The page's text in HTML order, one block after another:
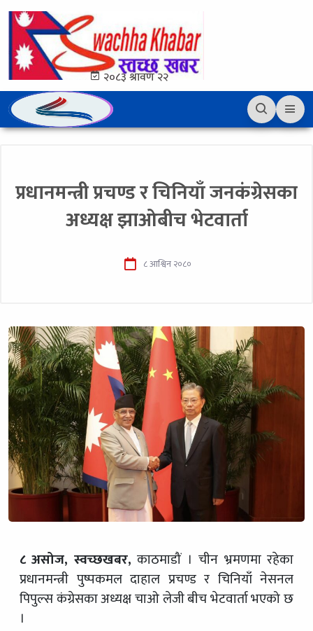
२०८३ श्रावण २२
प्रधानमन्त्री प्रचण्ड र चिनियाँ जनकंग्रेसका
अध्यक्ष झाओबीच भेटवार्ता
८ आश्विन २०८०
८ असोज, स्वच्छखबर,काठमाडौं । चीन भ्रमणमा रहेका
प्रधानमन्त्री पुष्पकमल दाहाल प्रचण्ड र चिनियाँ नेसनल
पिपुल्स कंग्रेसका अध्यक्ष चाओ लेजी बीच भेटवार्ता भएको छ
।